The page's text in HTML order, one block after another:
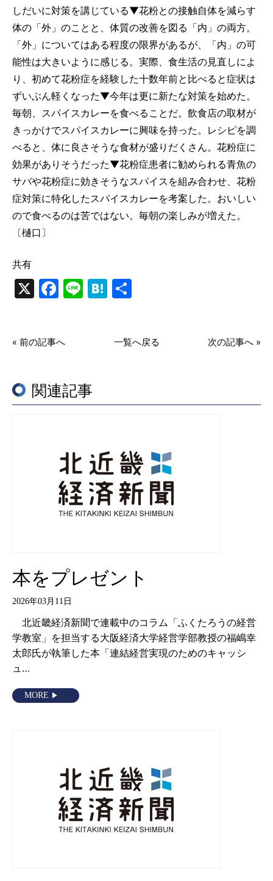
しだいに対策を講じている▼花粉との接触自体を減らす
体の「外」のことと、体質の改善を図る「内」の両方。
「外」についてはある程度の限界があるが、「内」の可
能性は大きいように感じる。実際、食生活の見直しによ
り、初めて花粉症を経験した十数年前と比べると症状は
ずいぶん軽くなった▼今年は更に新たな対策を始めた。
毎朝、スパイスカレーを食べることだ。飲食店の取材が
きっかけでスパイスカレーに興味を持った。レシピを調
べると、体に良さそうな食材が盛りだくさん。花粉症に
効果がありそうだった▼花粉症患者に勧められる青魚の
サバや花粉症に効きそうなスパイスを組み合わせ、花粉
症対策に特化したスパイスカレーを考案した。おいしい
ので食べるのは苦ではない。毎朝の楽しみが増えた。
〔樋口〕
共有
X Facebook
LineHatena
« 前の記事へ 一覧へ戻る 次の記事へ »
関連記事
本をプレゼント
2026年03月11日
北近畿経済新聞で連載中のコラム「ふくたろうの経営
学教室」を担当する大阪経済大学経営学部教授の福嶋幸
太郎氏が執筆した本「連結経営実現のためのキャッシ
ュ…
MORE